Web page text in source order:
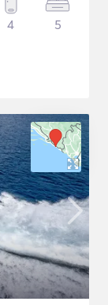
4 5